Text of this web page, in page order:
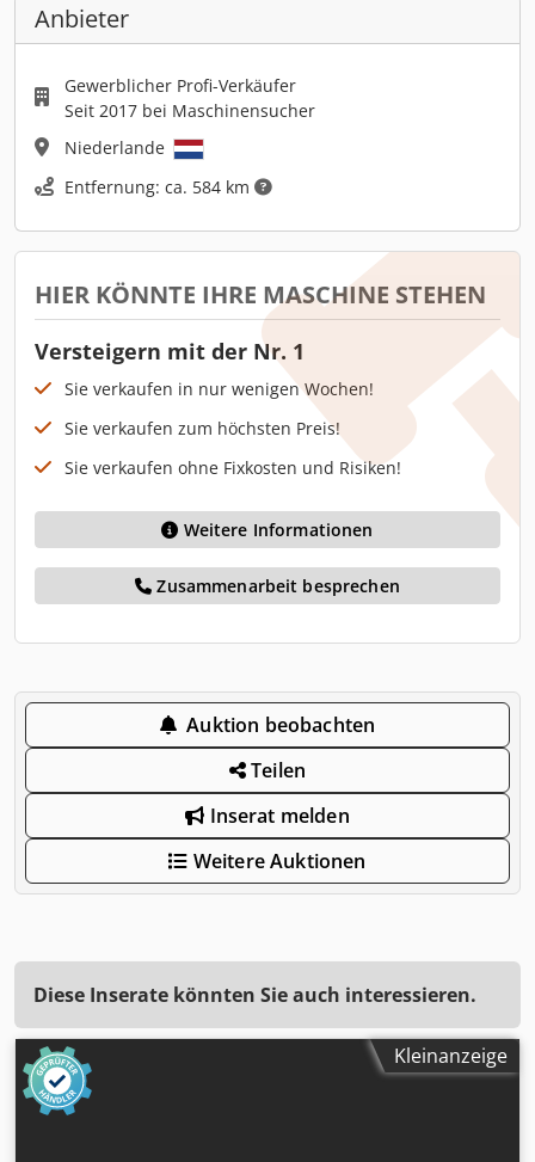
Anbieter
Gewerblicher Profi-Verkäufer
Seit 2017 bei Maschinensucher
Niederlande
Entfernung: ca. 584 km
HIER KÖNNTE IHRE MASCHINE STEHEN
Versteigern mit der Nr. 1
Sie verkaufen in nur wenigen Wochen!
Sie verkaufen zum höchsten Preis!
Sie verkaufen ohne Fixkosten und Risiken!
Weitere Informationen
Zusammenarbeit besprechen
Auktion beobachten
Teilen
Inserat melden
Weitere Auktionen
Diese Inserate könnten Sie auch interessieren.
Kleinanzeige